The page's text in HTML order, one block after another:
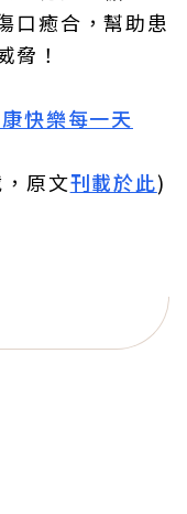
口癒合，幫助患
脅！
快樂每一天
原文刊載於此)